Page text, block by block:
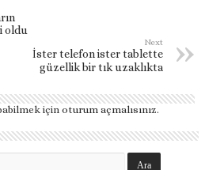
oldu
Next
İster telefon ister tablette
güzellik bir tık uzaklıkta
içinoturum açmalısınız.